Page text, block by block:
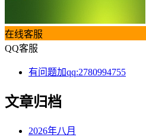
在线客服
QQ客服
有问题加qq:2780994755
文章归档
2026年八月